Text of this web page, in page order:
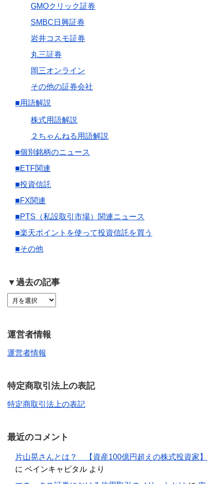
GMOクリック証券
SMBC日興証券
岩井コスモ証券
丸三証券
岡三オンライン
その他の証券会社
■用語解説
株式用語解説
２ちゃんねる用語解説
■個別銘柄のニュース
■ETF関連
■投資信託
■FX関連
■PTS（私設取引市場）関連ニュース
■楽天ポイントを使って投資信託を買う
■その他
▼過去の記事
運営者情報
運営者情報
特定商取引法上の表記
特定商取引法上の表記
最近のコメント
片山晃さんとは？ 【資産100億円超えの株式投資家】
に ベインキャピタル より